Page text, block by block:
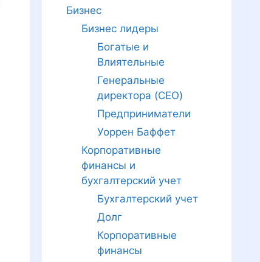
Бизнес
Бизнес лидеры
Богатые и
Влиятельные
Генеральные
директора (CEO)
Предприниматели
Уоррен Баффет
Корпоративные
финансы и
бухгалтерский учет
Бухгалтерский учет
Долг
Корпоративные
финансы